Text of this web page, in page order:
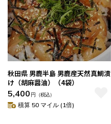
秋田県 男鹿半島 男鹿産天然真鯛漬
け（胡麻醤油）（4袋）
5,400 円 （税込）
積算 50 マイル (1倍)